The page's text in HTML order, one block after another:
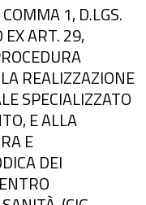
1, D.LGS.
ART. 29,
REALIZZAZIONE
SPECIALIZZATO
E ALLA
E
DEI